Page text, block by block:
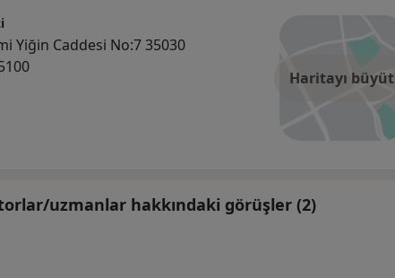
Haritayı büyüt
Yiğin Caddesi No:7 35030
uzmanlar hakkındaki görüşler (2)